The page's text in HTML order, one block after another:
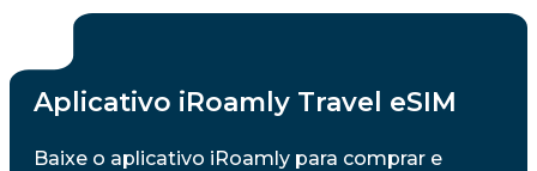
Aplicativo iRoamly Travel eSIM
Baixe o aplicativo iRoamly para comprar e